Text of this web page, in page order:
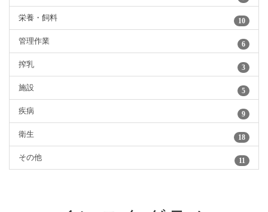
栄養・飼料 10
管理作業 6
搾乳 3
施設 5
疾病 9
衛生 18
その他 11